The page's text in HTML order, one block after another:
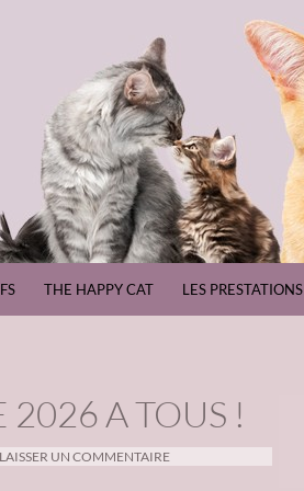
THE HAPPY CAT LES PRESTATIONS
A TOUS !
LAISSER UN COMMENTAIRE